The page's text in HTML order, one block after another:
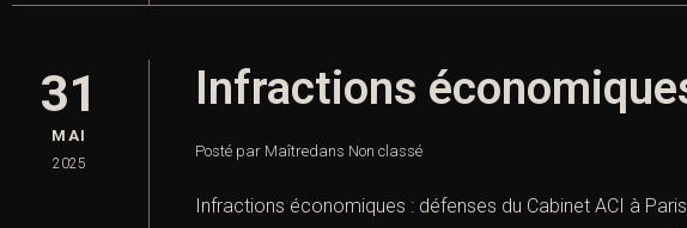
31
MAI
2025
Infractions
Posté par Maîtredans Non classé
Infractions économiques : défenses du Cabinet ACI à